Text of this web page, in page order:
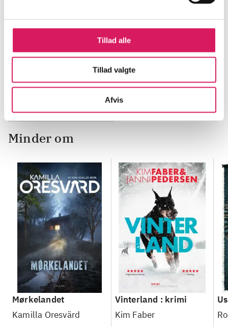
Tillad alle
Tillad valgte
Afvis
Del 1 -Sort ø
Minder om
Mørkelandet
Kamilla Oresvärd
Vinterland : krimi
Kim Faber